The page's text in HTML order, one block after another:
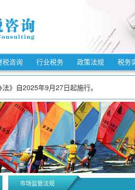
税咨询 行业税务 政策法规 税务
用修复管理办法》自2025年12月25日起施行
反不正当竞争法》自2025年10月15日起施
2027年12月31日，适用3%预征率的预缴
法》自2025年9月27日起施行。
2027年12月31日，增值税小规模纳税人
2027年12月31日，对月销售额10万元以下
自2026年3月1日起施行。
增值税法实施条例》自2026年1月1日起施
2027年12月31日，允许先进制造业企业
值税法》自2026年1月1日起施行。
修复管理办法》自2025年12月25日起施行
市场监管法规